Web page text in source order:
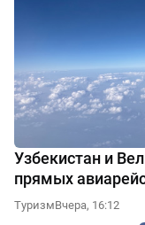
Узбекистан и
прямых
ТуризмВчера, 16:12